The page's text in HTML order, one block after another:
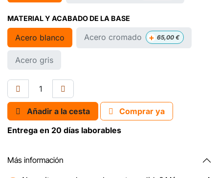
MATERIAL Y ACABADO DE LA BASE
Acero blanco Acero cromado + 65,00 €
Acero gris
Añadir a la cesta
Comprar ya
Entrega en 20 días laborables
Más información